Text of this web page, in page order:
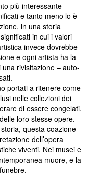
più interessante
e tanto meno lo è
in una storia
in cui i valori
invece dovrebbe
e ogni artista ha la
rivisitazione – auto-
portati a ritenere come
nelle collezioni dei
di essere congelati.
loro stesse opere.
questa coazione
dell’opera
viventi. Nei musei e
muore, e la